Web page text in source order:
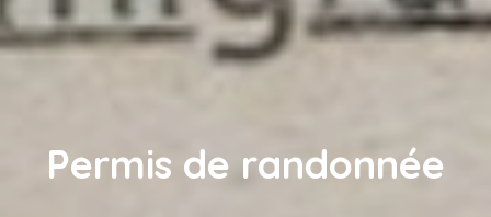
Permis de randonnée